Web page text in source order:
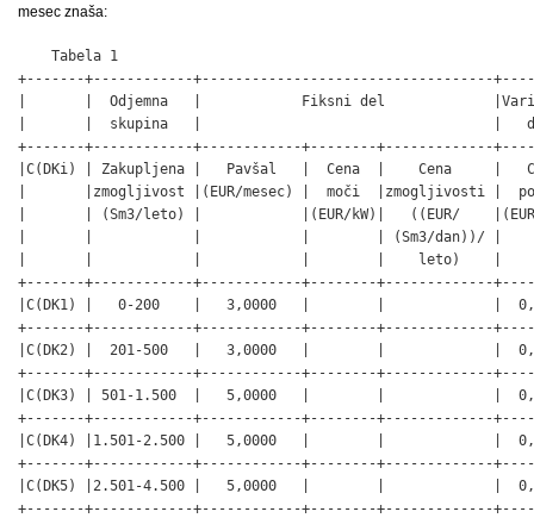
mesec znaša:
Tabela 1
+-------+------------+-----------------------------------
|       |  Odjemna   |            Fiksni del
|       |  skupina   |                                   |
+-------+------------+------------+--------+-------------
|C(DKi) | Zakupljena |   Pavšal   |  Cena  |    Cena     |
|       |zmogljivost |(EUR/mesec) |  moči  |zmogljivosti |
|       | (Sm3/leto) |            |(EUR/kW)|   ((EUR/
|       |            |            |        | (Sm3/dan))/ |
|       |            |            |        |    leto)    |
+-------+------------+------------+--------+-------------
|C(DK1) |   0-200    |   3,0000   |        |             |
+-------+------------+------------+--------+-------------
|C(DK2) |  201-500   |   3,0000   |        |             |
+-------+------------+------------+--------+-------------
|C(DK3) | 501-1.500  |   5,0000   |        |             |
+-------+------------+------------+--------+-------------
|C(DK4) |1.501-2.500 |   5,0000   |        |             |
+-------+------------+------------+--------+-------------
|C(DK5) |2.501-4.500 |   5,0000   |        |             |
+-------+------------+------------+--------+-------------